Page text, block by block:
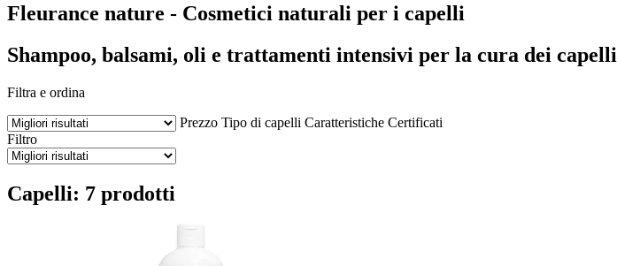
Fleurance nature - Cosmetici naturali per i capelli
Shampoo, balsami, oli e trattamenti intensivi per la cura dei capelli
Filtra e ordina
Prezzo Tipo di capelli Caratteristiche Certificati
Filtro
Capelli: 7 prodotti